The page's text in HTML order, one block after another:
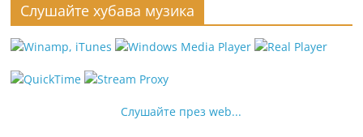
Слушайте хубава музика
Слушайте през web...